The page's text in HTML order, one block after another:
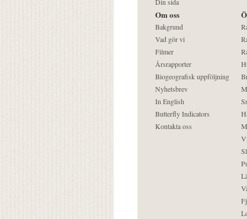
Din sida
Om oss
Bakgrund
Vad gör vi
Filmer
Årsrapporter
Biogeografisk uppföljning
Nyhetsbrev
In English
Butterfly Indicators
Kontakta oss